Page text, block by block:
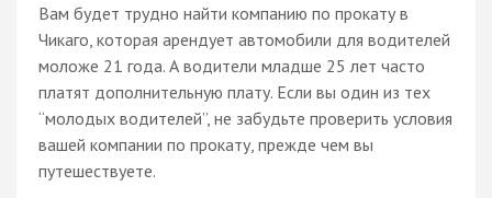
Вам будет трудно найти компанию по прокату в
Чикаго, которая арендует автомобили для водителей
моложе 21 года. А водители младше 25 лет часто
платят дополнительную плату. Если вы один из тех
“молодых водителей”, не забудьте проверить условия
вашей компании по прокату, прежде чем вы
путешествуете.